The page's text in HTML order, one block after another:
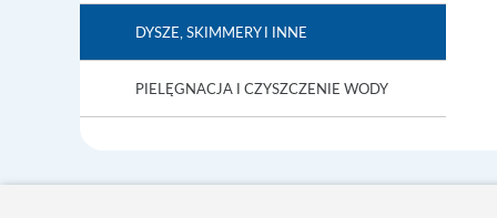
DYSZE, SKIMMERY I INNE
PIELĘGNACJA I CZYSZCZENIE WODY